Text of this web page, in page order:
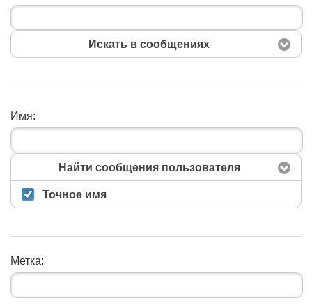
Искать в сообщениях
Имя:
Найти сообщения пользователя
Точное имя
Метка: